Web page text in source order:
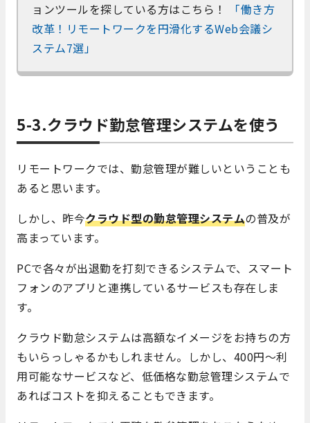
ョンツールを探している方はこちら！
「働き方
改革！リモートワークを円滑化するWeb会議シ
ステム7選」
5-3.クラウド勤怠管理システムを使う
リモートワークでは、勤怠管理が難しいということも
あると思います。
しかし、昨今クラウド型の勤怠管理システムの普及が
高まっています。
PCで各々が出退勤を打刻できるシステムで、スマート
フォンのアプリと連携しているサービスも存在しま
す。
クラウド勤怠システムは高額なイメージをお持ちの方
もいらっしゃるかもしれません。しかし、400円～利
用可能なサービスなど、低価格な勤怠管理システムで
あればコストを抑えることもできます。